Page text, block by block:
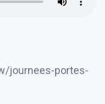
journees-portes-